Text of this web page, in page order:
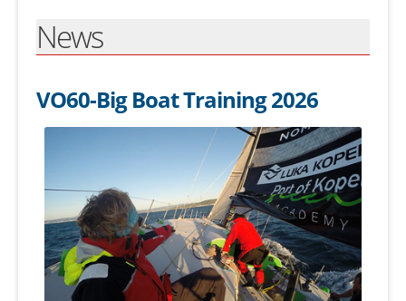
News
VO60-Big Boat Training 2026